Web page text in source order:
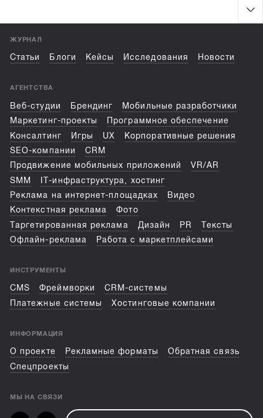
ЖУРНАЛ
Статьи Блоги Кейсы Исследования Новости
АГЕНТСТВА
Веб-студии Брендинг
Мобильные разработчики
Маркетинг-проекты
Программное обеспечение
Консалтинг
Игры UX
Корпоративные решения
SEO-компании
CRM
Продвижение мобильных приложений
VR/AR
SMM
IT-инфраструктура, хостинг
Реклама на интернет-площадках
Видео
Контекстная реклама
Фото
Таргетированная реклама
Дизайн PR
Тексты
Офлайн-реклама
Работа с маркетплейсами
ИНСТРУМЕНТЫ
CMS Фреймворки
CRM-системы
Платежные системы
Хостинговые компании
ИНФОРМАЦИЯ
О проекте Рекламные форматы
Обратная связь
Спецпроекты
МЫ НА СВЯЗИ